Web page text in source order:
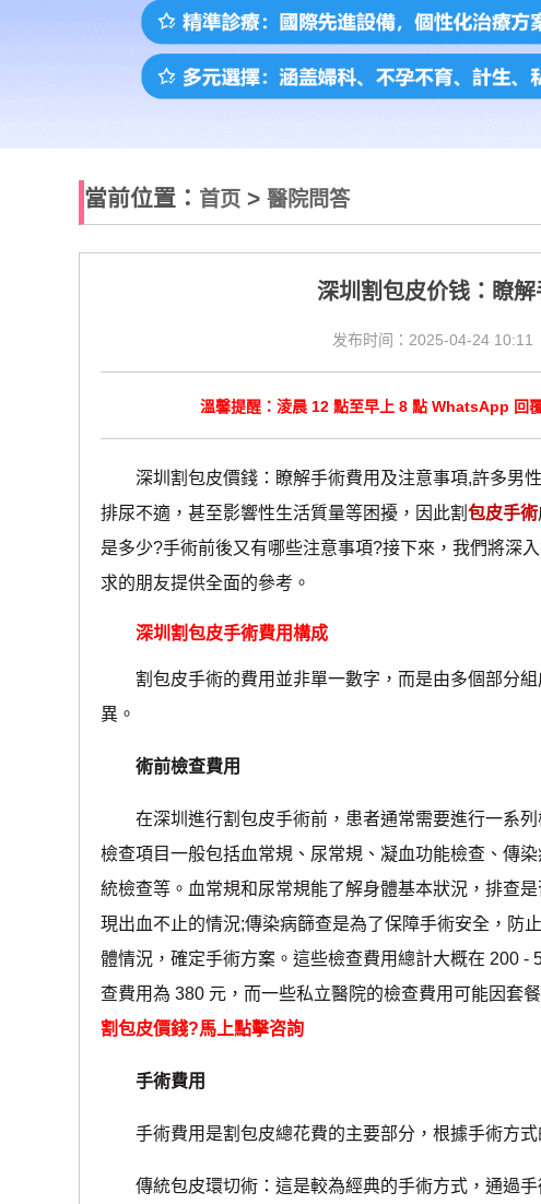
當前位置： 首页 > 醫院問答
深圳割包皮价钱：瞭
发布时间：2025-04-24
溫馨提醒：淩晨 12 點至早上 8 點 WhatsApp 回
深圳割包皮價錢：瞭解手術費用及注意事項,許多男性
排尿不適，甚至影響性生活質量等困擾，因此割包皮手術
是多少?手術前後又有哪些注意事項?接下來，我們將深
求的朋友提供全面的參考。
深圳割包皮手術費用構成
割包皮手術的費用並非單一數字，而是由多個部分組
異。
術前檢查費用
在深圳進行割包皮手術前，患者通常需要進行一系列
檢查項目一般包括血常規、尿常規、凝血功能檢查、傳
統檢查等。血常規和尿常規能了解身體基本狀況，排查
現出血不止的情況;傳染病篩查是為了保障手術安全，防
體情況，確定手術方案。這些檢查費用總計大概在 200
查費用為 380 元，而一些私立醫院的檢查費用可能因套
割包皮價錢?馬上點擊咨詢
手術費用
手術費用是割包皮總花費的主要部分，根據手術方式
傳統包皮環切術：這是較為經典的手術方式，通過手